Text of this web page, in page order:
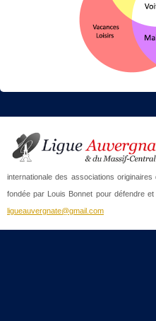
internationale des associations
fondée par Louis Bonnet pour défendre
ligueauvergnate@gmail.com